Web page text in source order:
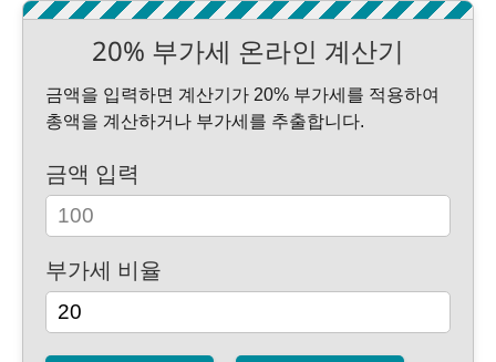
20% 부가세 온라인 계산기
금액을 입력하면 계산기가 20% 부가세를 적용하여
총액을 계산하거나 부가세를 추출합니다.
금액 입력
부가세 비율